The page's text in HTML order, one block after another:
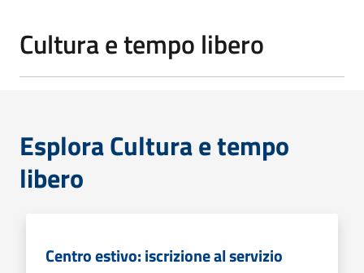
Cultura e tempo libero
Esplora Cultura e tempo
libero
Centro estivo: iscrizione al servizio